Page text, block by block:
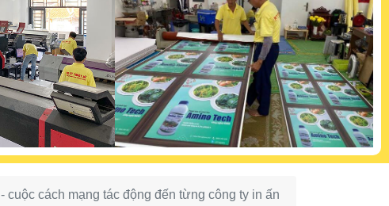
cách mạng tác động đến từng công ty in ấn